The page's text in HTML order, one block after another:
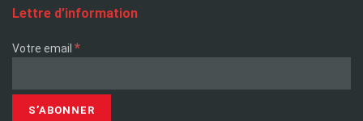
Lettre d’information
Votre email *